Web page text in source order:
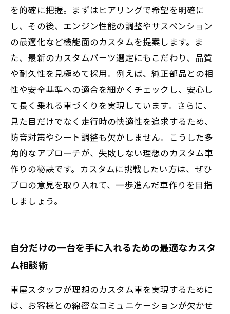
を的確に把握。まずはヒアリングで希望を明確に
し、その後、エンジン性能の調整やサスペンション
の最適化など機能面のカスタムを提案します。ま
た、最新のカスタムパーツ選定にもこだわり、品質
や耐久性を見極めて採用。例えば、純正部品との相
性や安全基準への適合を細かくチェックし、安心し
て長く乗れる車づくりを実現しています。さらに、
見た目だけでなく走行時の快適性を追求するため、
防音対策やシート調整も欠かしません。こうした多
角的なアプローチが、失敗しない理想のカスタム車
作りの秘訣です。カスタムに挑戦したい方は、ぜひ
プロの意見を取り入れて、一歩進んだ車作りを目指
しましょう。
自分だけの一台を手に入れるための最適なカスタ
ム相談術
車屋スタッフが理想のカスタム車を実現するために
は、お客様との綿密なコミュニケーションが欠かせ